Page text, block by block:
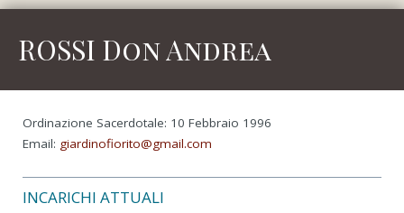
ROSSI Don Andrea
Ordinazione Sacerdotale: 10 Febbraio 1996
Email: giardinofiorito@gmail.com
INCARICHI ATTUALI